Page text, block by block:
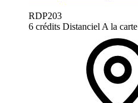
RDP203
6 crédits Distanciel A la carte